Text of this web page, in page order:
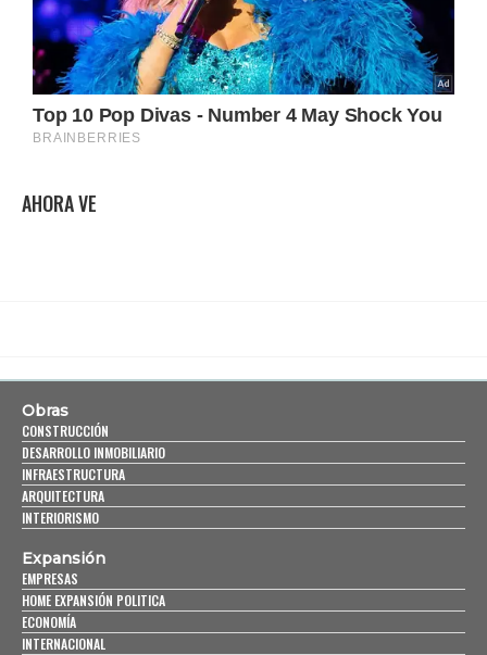
AHORA VE
Obras
CONSTRUCCIÓN
DESARROLLO INMOBILIARIO
INFRAESTRUCTURA
ARQUITECTURA
INTERIORISMO
Expansión
EMPRESAS
HOME EXPANSIÓN POLITICA
ECONOMÍA
INTERNACIONAL